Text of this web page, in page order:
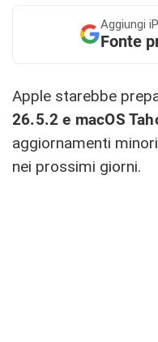
Aggiungi
Fonte
Apple starebbe
26.5.2 e macOS
aggiornamenti
nei prossimi giorni.